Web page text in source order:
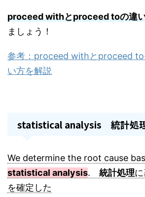
proceed withとproceed toの違
ましょう！
参考：proceed withとproceed
い方を解説
statistical analysis 統計処
We determine the root cause
statistical analysis. 統計処理
を確定した